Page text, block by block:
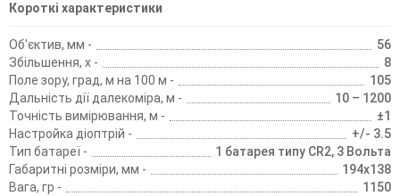
Короткі характеристики
Об'єктив, мм -
56
Збільшення, х -
8
Поле зору, град, м на 100 м -
105
Дальність дії далекоміра, м -
10 – 1200
Точність вимірювання, м -
±1
Настройка діоптрій -
+/- 3.5
Тип батареї -
1 батарея типу CR2, 3 Вольта
Габаритні розміри, мм -
194x138
Вага, гр -
1150